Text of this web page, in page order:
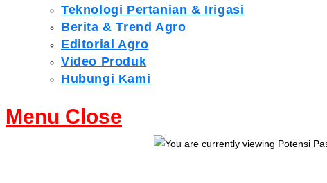
Teknologi Pertanian & Irigasi
Berita & Trend Agro
Editorial Agro
Video Produk
Hubungi Kami
Menu Close